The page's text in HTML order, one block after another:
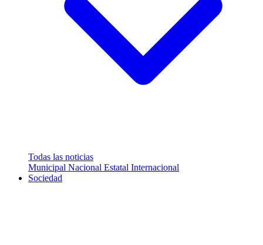
Todas las noticias
Municipal Nacional Estatal Internacional
Sociedad